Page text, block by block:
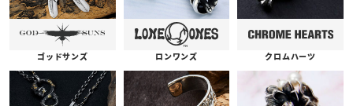
ゴッドサンズ ロンワンズ クロムハーツ